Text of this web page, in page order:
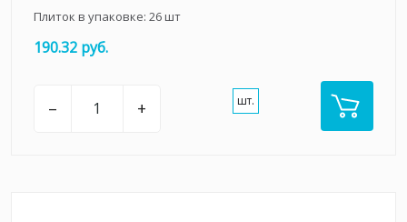
Плиток в упаковке: 26шт
190.32 руб.
– + шт.